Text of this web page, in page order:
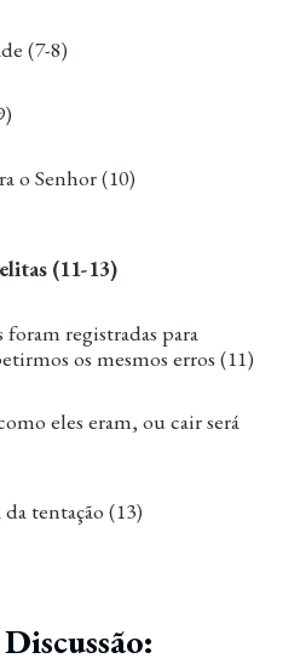
(7-8)
o Senhor (10)
(11-13)
foram registradas para
os mesmos erros (11)
eles eram, ou cair será
tentação (13)